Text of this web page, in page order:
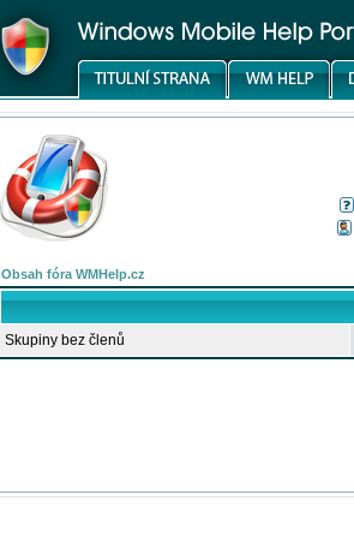
Obsah fóra WMHelp.cz
Skupiny bez členů